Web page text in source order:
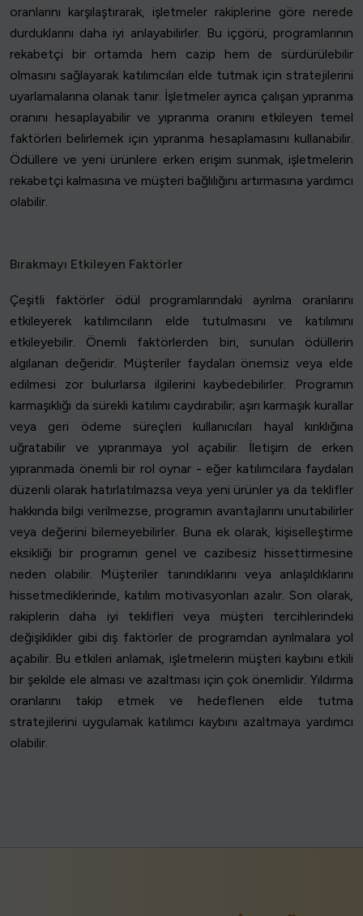
oranlarını karşılaştırarak, işletmeler rakiplerine göre nerede
durduklarını daha iyi anlayabilirler. Bu içgörü, programlarının
rekabetçi bir ortamda hem cazip hem de sürdürülebilir
olmasını sağlayarak katılımcıları elde tutmak için stratejilerini
uyarlamalarına olanak tanır. İşletmeler ayrıca çalışan yıpranma
oranını hesaplayabilir ve yıpranma oranını etkileyen temel
faktörleri belirlemek için yıpranma hesaplamasını kullanabilir.
Ödüllere ve yeni ürünlere erken erişim sunmak, işletmelerin
rekabetçi kalmasına ve müşteri bağlılığını artırmasına yardımcı
olabilir.
Bırakmayı Etkileyen Faktörler
Çeşitli faktörler ödül programlarındaki ayrılma oranlarını
etkileyerek katılımcıların elde tutulmasını ve katılımını
etkileyebilir. Önemli faktörlerden biri, sunulan ödüllerin
algılanan değeridir. Müşteriler faydaları önemsiz veya elde
edilmesi zor bulurlarsa ilgilerini kaybedebilirler. Programın
karmaşıklığı da sürekli katılımı caydırabilir; aşırı karmaşık kurallar
veya geri ödeme süreçleri kullanıcıları hayal kırıklığına
uğratabilir ve yıpranmaya yol açabilir. İletişim de erken
yıpranmada önemli bir rol oynar - eğer katılımcılara faydaları
düzenli olarak hatırlatılmazsa veya yeni ürünler ya da teklifler
hakkında bilgi verilmezse, programın avantajlarını unutabilirler
veya değerini bilemeyebilirler. Buna ek olarak, kişiselleştirme
eksikliği bir programın genel ve cazibesiz hissettirmesine
neden olabilir. Müşteriler tanındıklarını veya anlaşıldıklarını
hissetmediklerinde, katılım motivasyonları azalır. Son olarak,
rakiplerin daha iyi teklifleri veya müşteri tercihlerindeki
değişiklikler gibi dış faktörler de programdan ayrılmalara yol
açabilir. Bu etkileri anlamak, işletmelerin müşteri kaybını etkili
bir şekilde ele alması ve azaltması için çok önemlidir. Yıldırma
oranlarını takip etmek ve hedeflenen elde tutma
stratejilerini uygulamak katılımcı kaybını azaltmaya yardımcı
olabilir.